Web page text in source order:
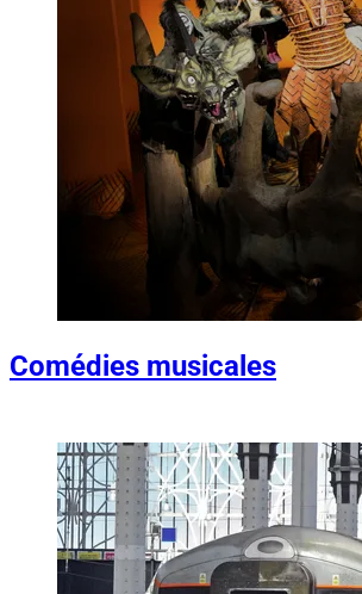
Comédies musicales